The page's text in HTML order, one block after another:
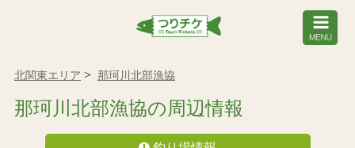
北関東エリア 那珂川北部漁協
那珂川北部漁協の周辺情報